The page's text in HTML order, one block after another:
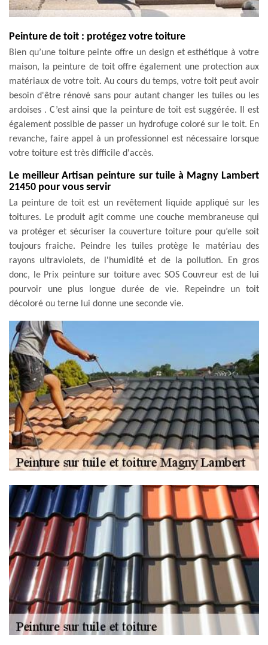
Peinture de toit : protégez votre toiture
Bien qu’une toiture peinte offre un design et esthétique à votre
maison, la peinture de toit offre également une protection aux
matériaux de votre toit. Au cours du temps, votre toit peut avoir
besoin d'être rénové sans pour autant changer les tuiles ou les
ardoises . C’est ainsi que la peinture de toit est suggérée. Il est
également possible de passer un hydrofuge coloré sur le toit. En
revanche, faire appel à un professionnel est nécessaire lorsque
votre toiture est très difficile d'accès.
Le meilleur Artisan peinture sur tuile à Magny Lambert
21450 pour vous servir
La peinture de toit est un revêtement liquide appliqué sur les
toitures. Le produit agit comme une couche membraneuse qui
va protéger et sécuriser la couverture toiture pour qu’elle soit
toujours fraiche. Peindre les tuiles protège le matériau des
rayons ultraviolets, de l'humidité et de la pollution. En gros
donc, le Prix peinture sur toiture avec SOS Couvreur est de lui
pourvoir une plus longue durée de vie. Repeindre un toit
décoloré ou terne lui donne une seconde vie.